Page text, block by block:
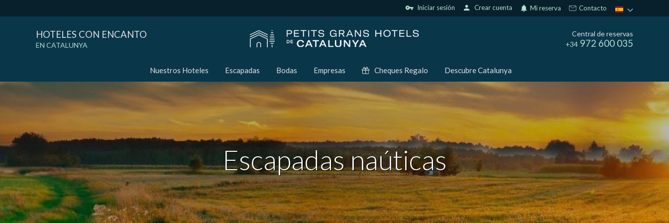
vpn_key Iniciar sesión person Crear cuenta notifications Mi reserva Contacto
HOTELES CON ENCANTO
EN CATALUNYA
Central de reservas
+34 972 600 035
Nuestros Hoteles Escapadas Bodas Empresas Cheques Regalo Descubre Catalunya
Escapadas naúticas
Modificar cookies
Técnicas y funcionales
Siempre activas